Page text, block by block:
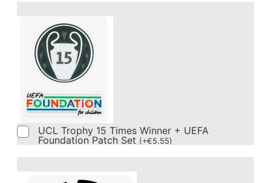
UCL Trophy 15 Times Winner + UEFA
Foundation Patch Set (+€5.55)